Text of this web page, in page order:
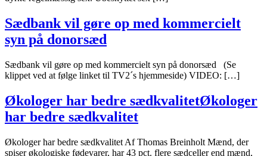
Sædbank vil gøre op med kommercielt
syn på donorsæd
Sædbank vil gøre op med kommercielt syn på donorsæd (Se
klippet ved at følge linket til TV2´s hjemmeside) VIDEO: […]
Økologer har bedre sædkvalitetØkologer
har bedre sædkvalitet
Økologer har bedre sædkvalitet Af Thomas Breinholt Mænd, der
spiser økologiske fødevarer, har 43 pct. flere sædceller end mænd,